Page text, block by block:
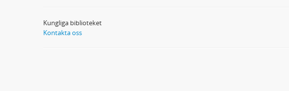
Kungliga biblioteket
Kontakta oss